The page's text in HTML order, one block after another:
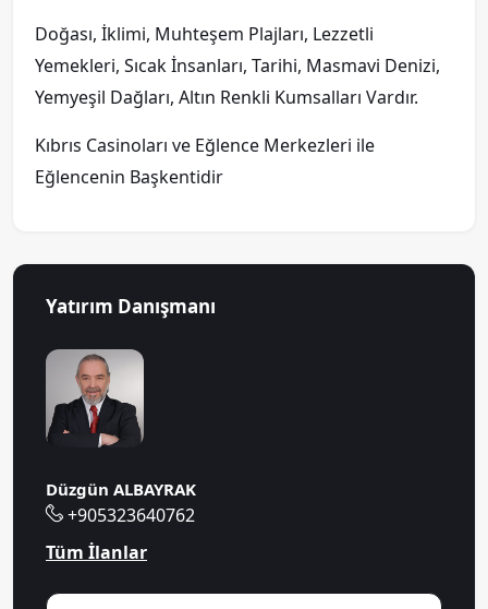
Doğası, İklimi, Muhteşem Plajları, Lezzetli
Yemekleri, Sıcak İnsanları, Tarihi, Masmavi Denizi,
Yemyeşil Dağları, Altın Renkli Kumsalları Vardır.
Kıbrıs Casinoları ve Eğlence Merkezleri ile
Eğlencenin Başkentidir
Yatırım Danışmanı
Düzgün ALBAYRAK
+905323640762
Tüm İlanlar